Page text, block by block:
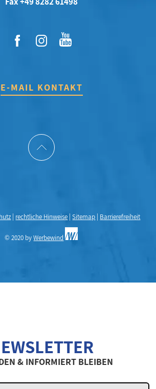
E-MAIL KONTAKT
rechtliche Hinweise |Sitemap Barrierefreiheit
© 2020 byWerbewind
& INFORMIERT BLEIBEN